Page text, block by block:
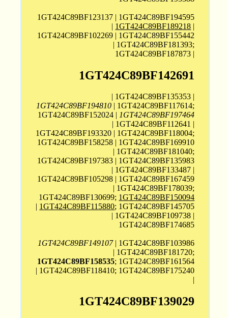
1GT424C89BF123137 | 1GT424C89BF194595
| 1GT424C89BF189218 |
1GT424C89BF102269 | 1GT424C89BF155442
| 1GT424C89BF181393;
1GT424C89BF187873 |
1GT424C89BF142691
| 1GT424C89BF135353 |
1GT424C89BF194810 | 1GT424C89BF117614;
1GT424C89BF152024 |1GT424C89BF197464
| 1GT424C89BF112641 |
1GT424C89BF193320 | 1GT424C89BF118004;
1GT424C89BF158258 | 1GT424C89BF169910
| 1GT424C89BF181040;
1GT424C89BF197383 | 1GT424C89BF135983
| 1GT424C89BF133487 |
1GT424C89BF105298 | 1GT424C89BF167459
| 1GT424C89BF178039;
1GT424C89BF130699; 1GT424C89BF150094
1GT424C89BF115880; 1GT424C89BF145705
| 1GT424C89BF109738 |
1GT424C89BF174685
1GT424C89BF149107| 1GT424C89BF103986
| 1GT424C89BF181720;
1GT424C89BF158535; 1GT424C89BF161564
| 1GT424C89BF118410; 1GT424C89BF175240
1GT424C89BF139029